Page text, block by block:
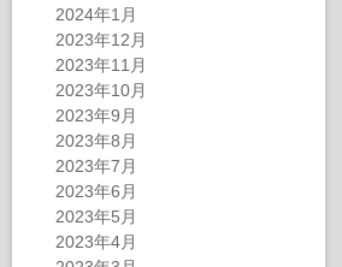
2024年1月
2023年12月
2023年11月
2023年10月
2023年9月
2023年8月
2023年7月
2023年6月
2023年5月
2023年4月